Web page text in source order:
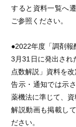
すると資料一覧へ
ご参照ください。
●2022年度「調剤報
3月31日に発出され
点数解説」資料を改
告示・通知では示
薬機法に準じて、資
解説動画も掲載し
ださい。